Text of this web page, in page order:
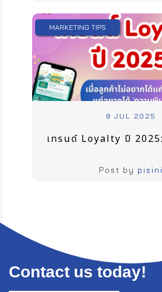
MARKETING TIPS
8 JUL 2025
Post by pisini